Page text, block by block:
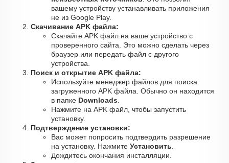
вашему устройству устанавливать приложения
не из Google Play.
Скачивание APK файла:
Скачайте APK файл на ваше устройство с
проверенного сайта. Это можно сделать через
браузер или передать файл с другого
устройства.
Поиск и открытие APK файла:
Используйте менеджер файлов для поиска
загруженного APK файла. Обычно он находится
в папке Downloads
Нажмите на APK файл, чтобы запустить
установку.
Подтверждение установки:
Вас может попросить подтвердить разрешение
на установку. Нажмите Установить
Дождитесь окончания инсталляции.